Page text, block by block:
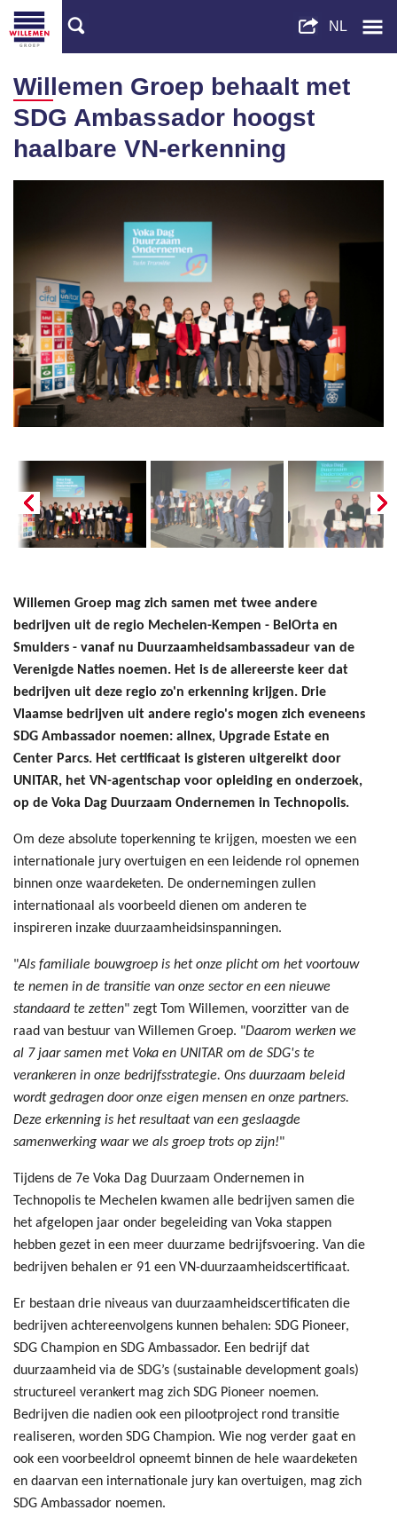
Willemen Groep behaalt met
SDG Ambassador hoogst
haalbare VN-erkenning
Willemen Groep mag zich samen met twee andere
bedrijven uit de regio Mechelen-Kempen - BelOrta en
Smulders - vanaf nu Duurzaamheidsambassadeur van de
Verenigde Naties noemen. Het is de allereerste keer dat
bedrijven uit deze regio zo'n erkenning krijgen. Drie
Vlaamse bedrijven uit andere regio's mogen zich eveneens
SDG Ambassador noemen: allnex, Upgrade Estate en
Center Parcs. Het certificaat is gisteren uitgereikt door
UNITAR, het VN-agentschap voor opleiding en onderzoek,
op de Voka Dag Duurzaam Ondernemen in Technopolis.
Om deze absolute toperkenning te krijgen, moesten we een
internationale jury overtuigen en een leidende rol opnemen
binnen onze waardeketen. De ondernemingen zullen
internationaal als voorbeeld dienen om anderen te
inspireren inzake duurzaamheidsinspanningen.
"Als familiale bouwgroep is het onze plicht om het voortouw
te nemen in de transitie van onze sector en een nieuwe
standaard te zetten" zegt Tom Willemen, voorzitter van de
raad van bestuur van Willemen Groep. "Daarom werken we
al 7 jaar samen met Voka en UNITAR om de SDG's te
verankeren in onze bedrijfsstrategie. Ons duurzaam beleid
wordt gedragen door onze eigen mensen en onze partners.
Deze erkenning is het resultaat van een geslaagde
samenwerking waar we als groep trots op zijn!"
Tijdens de 7e Voka Dag Duurzaam Ondernemen in
Technopolis te Mechelen kwamen alle bedrijven samen die
het afgelopen jaar onder begeleiding van Voka stappen
hebben gezet in een meer duurzame bedrijfsvoering. Van die
bedrijven behalen er 91 een VN-duurzaamheidscertificaat.
Er bestaan drie niveaus van duurzaamheidscertificaten die
bedrijven achtereenvolgens kunnen behalen: SDG Pioneer,
SDG Champion en SDG Ambassador. Een bedrijf dat
duurzaamheid via de SDG’s (sustainable development goals)
structureel verankert mag zich SDG Pioneer noemen.
Bedrijven die nadien ook een pilootproject rond transitie
realiseren, worden SDG Champion. Wie nog verder gaat en
ook een voorbeeldrol opneemt binnen de hele waardeketen
en daarvan een internationale jury kan overtuigen, mag zich
SDG Ambassador noemen.